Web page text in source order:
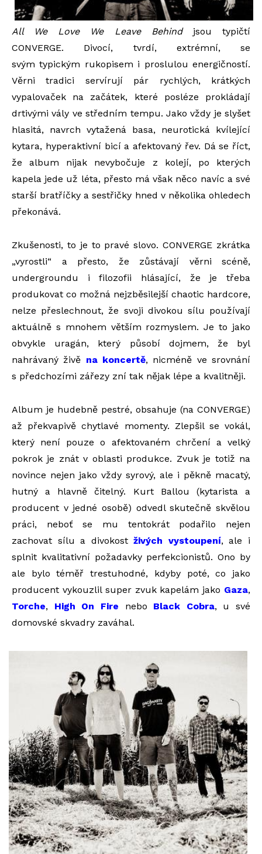
All We Love We Leave Behind jsou typičtí
CONVERGE. Divocí, tvrdí, extrémní, se
svým typickým rukopisem i proslulou energičností.
Věrni tradici servírují pár rychlých, krátkých
vypalovaček na začátek, které posléze prokládají
drtivými vály ve středním tempu. Jako vždy je slyšet
hlasitá, navrch vytažená basa, neurotická kvílející
kytara, hyperaktivní bicí a afektovaný řev. Dá se říct,
že album nijak nevybočuje z kolejí, po kterých
kapela jede už léta, přesto má však něco navíc a své
starší bratříčky a sestřičky hned v několika ohledech
překonává.
Zkušenosti, to je to pravé slovo. CONVERGE zkrátka
„vyrostli“ a přesto, že zůstávají věrni scéně,
undergroundu i filozofii hlásající, že je třeba
produkovat co možná nejzběsilejší chaotic hardcore,
nelze přeslechnout, že svoji divokou sílu používají
aktuálně s mnohem větším rozmyslem. Je to jako
obvykle uragán, který působí dojmem, že byl
nahrávaný živě na koncertě, nicméně ve srovnání
s předchozími zářezy zní tak nějak lépe a kvalitněji.
Album je hudebně pestré, obsahuje (na CONVERGE)
až překvapivě chytlavé momenty. Zlepšil se vokál,
který není pouze o afektovaném chrčení a velký
pokrok je znát v oblasti produkce. Zvuk je totiž na
novince nejen jako vždy syrový, ale i pěkně macatý,
hutný a hlavně čitelný. Kurt Ballou (kytarista a
producent v jedné osobě) odvedl skutečně skvělou
práci, neboť se mu tentokrát podařilo nejen
zachovat sílu a divokostživých vystoupení, ale i
splnit kvalitativní požadavky perfekcionistů. Ono by
ale bylo téměř trestuhodné, kdyby poté, co jako
producent vykouzlil super zvuk kapelám jako Gaza,
Torche, High On Fire nebo Black Cobra, u své
domovské skvadry zaváhal.